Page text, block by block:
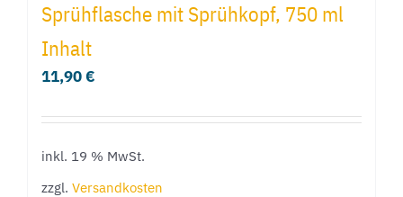
Sprühflasche mit Sprühkopf, 750 ml
Inhalt
11,90€
inkl. 19 % MwSt.
zzgl. Versandkosten